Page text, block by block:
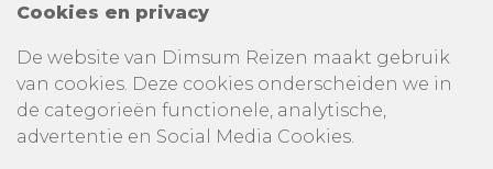
Cookies en privacy
De website van Dimsum Reizen maakt gebruik
van cookies. Deze cookies onderscheiden we in
de categorieën functionele, analytische,
advertentie en Social Media Cookies.